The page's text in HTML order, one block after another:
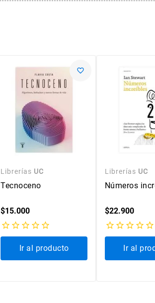
Librerías UC
Tecnoceno
$15.000
Ir al producto
Librerías UC
Números
$22.900
Ir al